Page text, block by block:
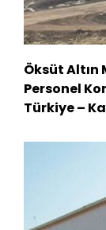
Öksüt Altın
Personel
Türkiye –